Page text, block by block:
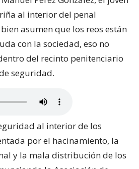
al interior del penal
asumen que los reos están
con la sociedad, eso no
del recinto penitenciario
seguridad.
al interior de los
por el hacinamiento, la
y la mala distribución de los